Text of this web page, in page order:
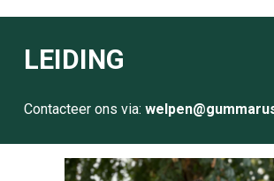
LEIDING
Contacteer ons via:welpen